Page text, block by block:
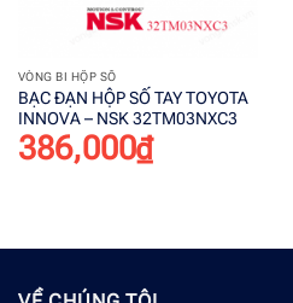
VÒNG BI HỘP SỐ
BẠC ĐẠN HỘP SỐ TAY TOYOTA
INNOVA – NSK 32TM03NXC3
386,000₫